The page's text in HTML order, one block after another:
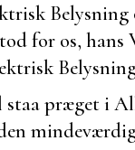
for os, hans
staa præget i